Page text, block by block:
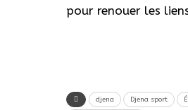
pour renouer les
djena Djena sport